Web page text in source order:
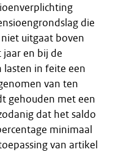
die
uitgaat boven
en bij de
lasten in feite een
van ten
gehouden met een
dat het saldo
minimaal
van artikel